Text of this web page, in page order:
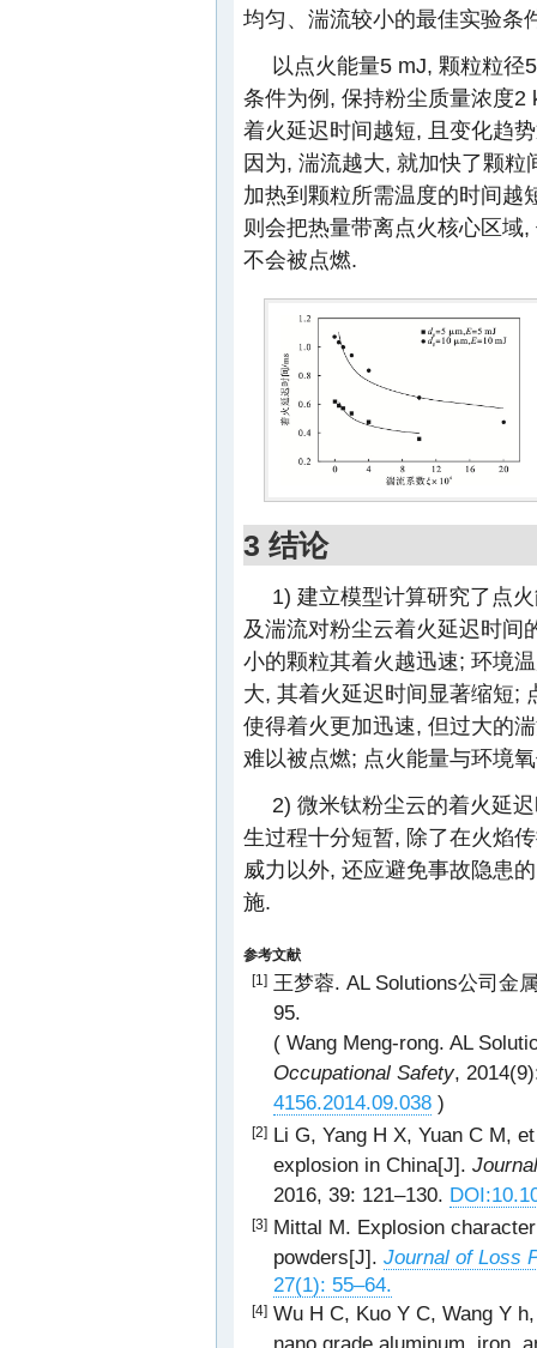
均匀、湍流较小的最佳实验条
以点火能量5 mJ, 颗粒粒
条件为例, 保持粉尘质量浓度2
着火延迟时间越短, 且变化趋
因为, 湍流越大, 就加快了颗
加热到颗粒所需温度的时间越
则会把热量带离点火核心区域
不会被点燃.
3 结论
1) 建立模型计算研究了点
及湍流对粉尘云着火延迟时间
小的颗粒其着火越迅速; 环境
大, 其着火延迟时间显著缩短;
使得着火更加迅速, 但过大的
难以被点燃; 点火能量与环境
2) 微米钛粉尘云的着火延
生过程十分短暂, 除了在火焰
威力以外, 还应避免事故隐患
施.
参考文献
[1] 王梦蓉. AL Solutions公司金
95.
( Wang Meng-rong. AL
Occupational Safety,
4156.2014.09.038 )
[2] Li G, Yang H X, Yuan C M,
explosion in China[J].
2016, 39: 121–130.
[3] Mittal M. Explosion
powders[J]. Journal of Loss
27(1): 55–64.
[4] Wu H C, Kuo Y C, Wang Y
nano grade aluminum, iron,